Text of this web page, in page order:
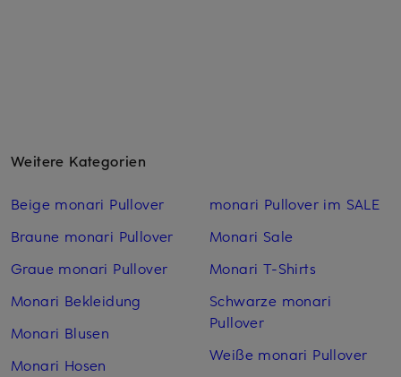
Weitere Kategorien
Beige monari Pullover
Braune monari Pullover
Graue monari Pullover
Monari Bekleidung
Monari Blusen
Monari Hosen
monari Pullover im SALE
Monari Sale
Monari T-Shirts
Schwarze monari
Pullover
Weiße monari Pullover